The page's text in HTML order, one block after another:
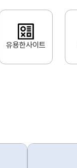
유용한사이트